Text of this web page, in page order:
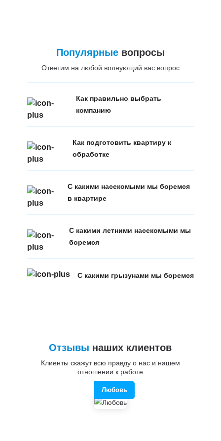
Популярныевопросы
Ответим на любой волнующий вас вопрос
Как правильно выбрать
компанию
Как подготовить квартиру к
обработке
С какими насекомыми мы боремся
в квартире
С какими летними насекомыми мы
боремся
С какими грызунами мы боремся
Отзывы наших клиентов
Клиенты скажут всю правду о нас и нашем
отношении к работе
Любовь